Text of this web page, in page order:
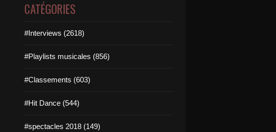
CATÉGORIES
#Interviews (2618)
#Playlists musicales (856)
#Classements (603)
#Hit Dance (544)
#spectacles 2018 (149)